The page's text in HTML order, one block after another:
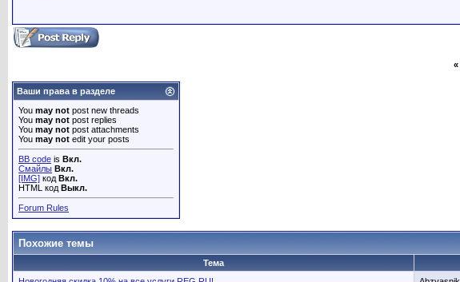
«
Ваши права в разделе
You may not post new threads
You may not post replies
You may not post attachments
You may not edit your posts
BB code is Вкл.
Смайлы Вкл.
[IMG] код Вкл.
HTML код Выкл.
Forum Rules
Похожие темы
Тема